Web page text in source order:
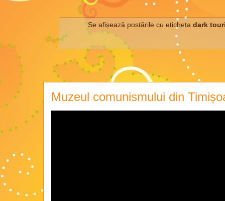
Se afișează postările cu eticheta dark
Muzeul comunismului din